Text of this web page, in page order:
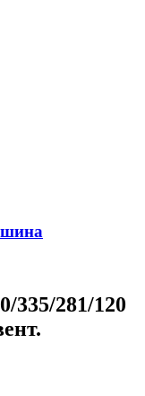
335/281/120